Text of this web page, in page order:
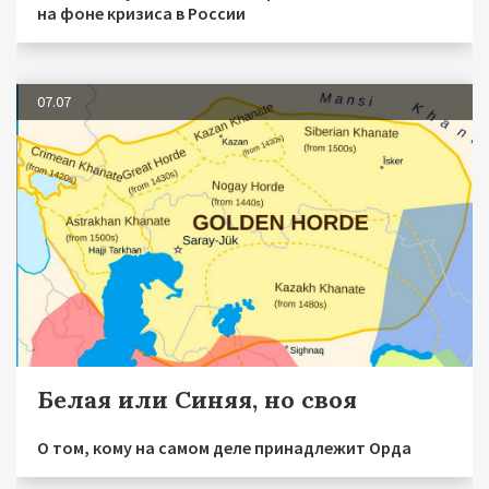
на фоне кризиса в России
07.07
Белая или Синяя, но своя
О том, кому на самом деле принадлежит Орда